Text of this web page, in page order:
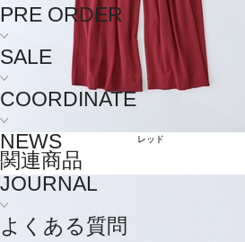
PRE ORDER
SALE
COORDINATE
NEWS
JOURNAL
よくある質問
レッド
関連商品